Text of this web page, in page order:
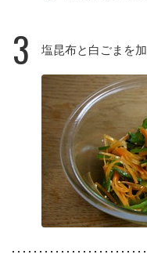
3 塩昆布と白ごまを